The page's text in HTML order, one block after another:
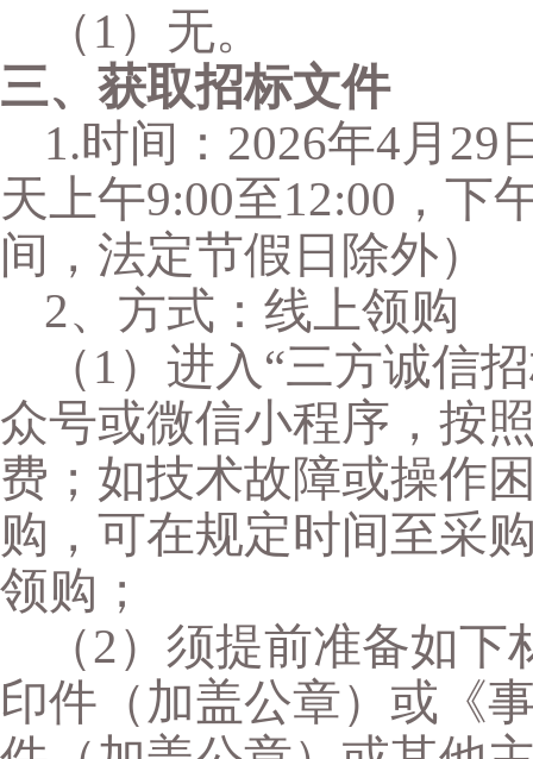
（ 1） 无。
三、获取招标文件
1.时间：2026年4 月 29
天上午9:00至12:00，下
间，法定节假日除外）
2、方式：线上领购
（ 1）进入“三方诚信
众号或微信小程序，按
费；如技术故障或操作
购，可在规定时间至采
领购；
（2）须提前准备如下
印件（加盖公章）或《